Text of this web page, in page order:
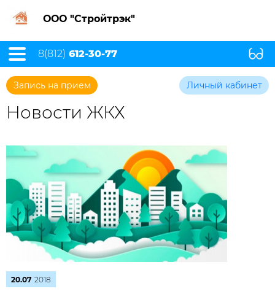
ООО "Стройтрэк"
8(812) 612-30-77
Запись на прием Личный кабинет
Новости ЖКХ
20.07 2018